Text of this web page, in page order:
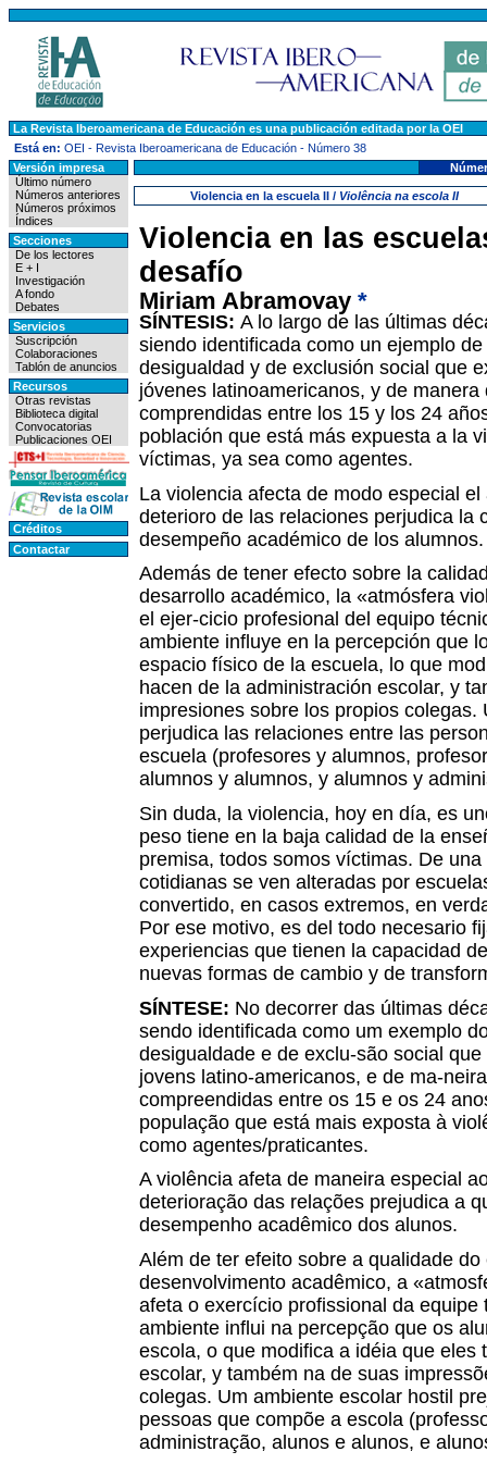
La Revista Iberoamericana de Educación es una publicación editada por la OEI
Está en: OEI - Revista Iberoamericana de Educación - Número 38
Versión impresa
Último número
Números anteriores
Números próximos
Índices
Secciones
De los lectores
E + I
Investigación
A fondo
Debates
Servicios
Suscripción
Colaboraciones
Tablón de anuncios
Recursos
Otras revistas
Biblioteca digital
Convocatorias
Publicaciones OEI
Créditos
Contactar
Violencia en la escuela II / Violência na escola II
Violencia en las
desafío
Miriam Abramovay *
SÍNTESIS: A lo largo de las últimas
siendo identificada como un ejemplo
desigualdad y de exclusión social que
jóvenes latinoamericanos, y de
comprendidas entre los 15 y los 24
población que está más expuesta a la
víctimas, ya sea como agentes.
La violencia afecta de modo especial
deterioro de las relaciones perjudica la
desempeño académico de los alumnos.
Además de tener efecto sobre la
desarrollo académico, la «atmósfera
el ejer-cicio profesional del equipo
ambiente influye en la percepción que
espacio físico de la escuela, lo que
hacen de la administración escolar, y
impresiones sobre los propios colegas.
perjudica las relaciones entre las
escuela (profesores y alumnos,
alumnos y alumnos, y alumnos y
Sin duda, la violencia, hoy en día, es
peso tiene en la baja calidad de la
premisa, todos somos víctimas. De
cotidianas se ven alteradas por
convertido, en casos extremos, en
Por ese motivo, es del todo necesario
experiencias que tienen la capacidad
nuevas formas de cambio y de
SÍNTESE: No decorrer das últimas
sendo identificada como um exemplo
desigualdade e de exclu-são social
jovens latino-americanos, e de ma-
compreendidas entre os 15 e os 24
população que está mais exposta à
como agentes/praticantes.
A violência afeta de maneira especial
deterioração das relações prejudica a
desempenho acadêmico dos alunos.
Além de ter efeito sobre a qualidade
desenvolvimento acadêmico, a
afeta o exercício profissional da equipe
ambiente influi na percepção que os
escola, o que modifica a idéia que eles
escolar, y também na de suas
colegas. Um ambiente escolar hostil
pessoas que compõe a escola
administração, alunos e alunos, e